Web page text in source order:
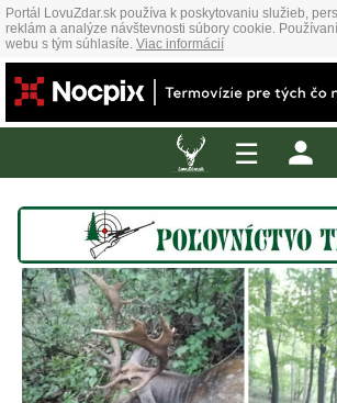
Portál LovuZdar.sk používa k poskytovaniu služieb,
reklám a analýze návštevnosti súbory cookie.
webu s tým súhlasíte. Viac informácií
☰